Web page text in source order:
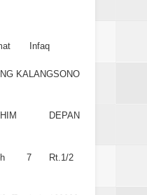
Infaq
KALANGSONO
DEPAN
7
Rt.1/2